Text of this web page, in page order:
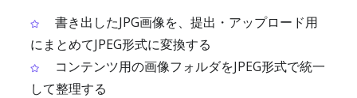
書き出したJPG画像を、提出・アップロード用
にまとめてJPEG形式に変換する
コンテンツ用の画像フォルダをJPEG形式で統一
して整理する